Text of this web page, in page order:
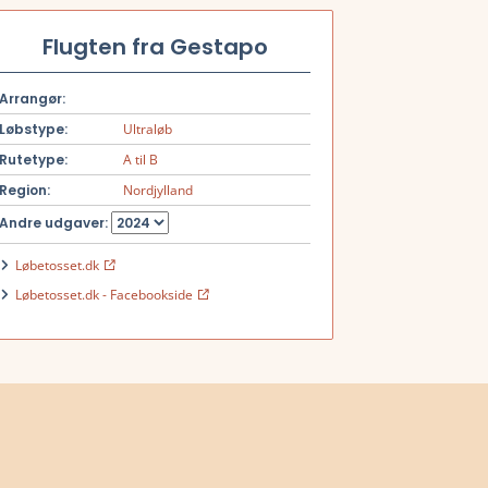
Flugten fra Gestapo
Arrangør:
Løbstype:
Ultraløb
Rutetype:
A til B
Region:
Nordjylland
Andre udgaver:
Løbetosset.dk
Løbetosset.dk - Facebookside